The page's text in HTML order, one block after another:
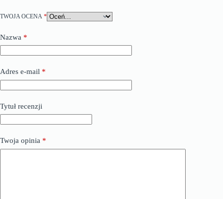
TWOJA OCENA *
Nazwa *
Adres e-mail *
Tytuł recenzji
Twoja opinia *